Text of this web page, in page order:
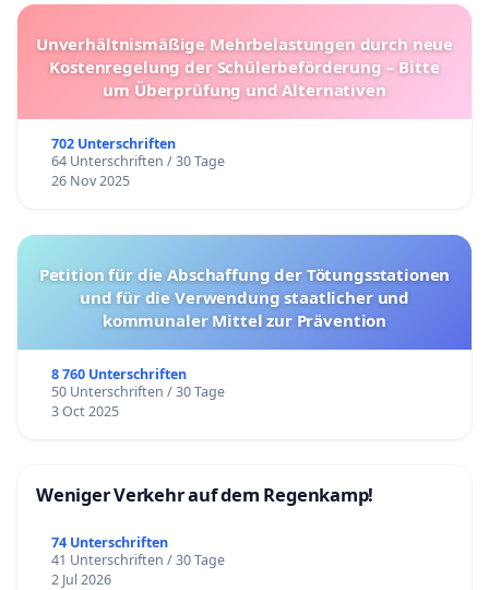
Unverhältnismäßige Mehrbelastungen durch neue
Kostenregelung der Schülerbeförderung – Bitte
um Überprüfung und Alternativen
702 Unterschriften
64 Unterschriften / 30 Tage
26 Nov 2025
Petition für die Abschaffung der Tötungsstationen
und für die Verwendung staatlicher und
kommunaler Mittel zur Prävention
8 760 Unterschriften
50 Unterschriften / 30 Tage
3 Oct 2025
Weniger Verkehr auf dem Regenkamp!
74 Unterschriften
41 Unterschriften / 30 Tage
2 Jul 2026